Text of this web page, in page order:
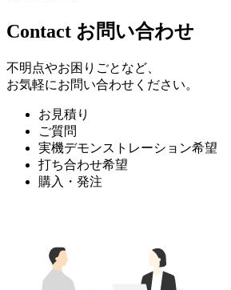
Contact お問い合わせ
不明点やお困りごとなど、
お気軽にお問い合わせください。
お見積り
ご質問
実機デモンストレーション希望
打ち合わせ希望
購入・発注